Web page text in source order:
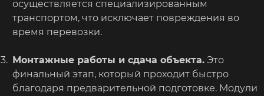
осуществляется специализированным
транспортом, что исключает повреждения во
время перевозки.
Монтажные работы и сдача объекта. Это
финальный этап, который проходит быстро
благодаря предварительной подготовке. Модули